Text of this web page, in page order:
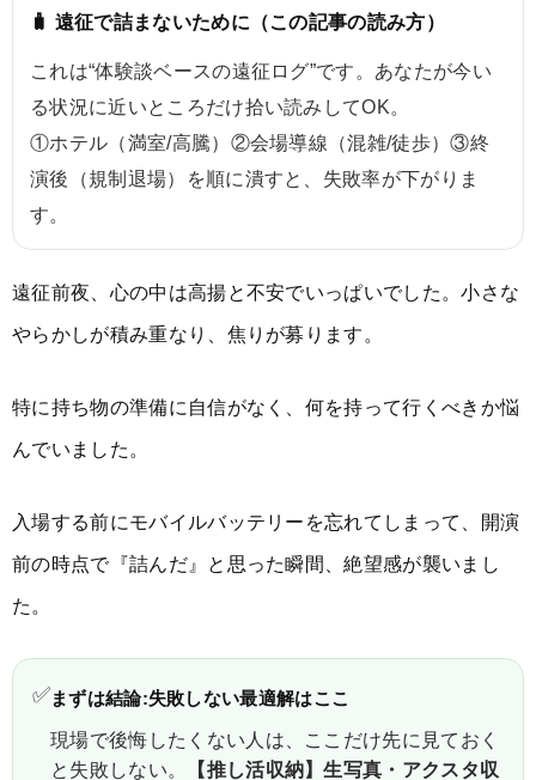
🧳 遠征で詰まないために（この記事の読み方）
これは“体験談ベースの遠征ログ”です。あなたが今い
る状況に近いところだけ拾い読みしてOK。
①ホテル（満室/高騰）②会場導線（混雑/徒歩）③終
演後（規制退場）を順に潰すと、失敗率が下がりま
す。
遠征前夜、心の中は高揚と不安でいっぱいでした。小さな
やらかしが積み重なり、焦りが募ります。
特に持ち物の準備に自信がなく、何を持って行くべきか悩
んでいました。
入場する前にモバイルバッテリーを忘れてしまって、開演
前の時点で『詰んだ』と思った瞬間、絶望感が襲いまし
た。
✅ まずは結論:失敗しない最適解はここ
現場で後悔したくない人は、ここだけ先に見ておく
と失敗しない。
【推し活収納】生写真・アクスタ収